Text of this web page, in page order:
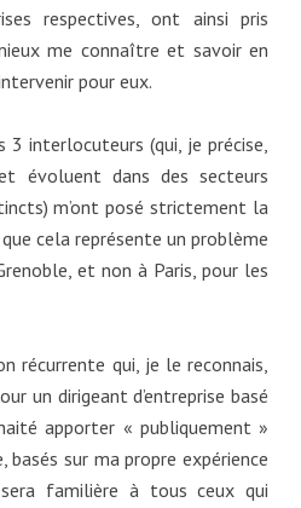
respectives, ont ainsi pris
me connaître et savoir en
pour eux.
3 interlocuteurs (qui, je précise,
évoluent dans des secteurs
m’ont posé strictement la
cela représente un problème
et non à Paris, pour les
récurrente qui, je le reconnais,
un dirigeant d’entreprise basé
apporter « publiquement »
basés sur ma propre expérience
sera familière à tous ceux qui